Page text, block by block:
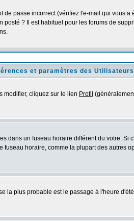
passe incorrect (vérifiez l'e-mail qui vous
? Il est habituel pour les forums de
et paramètres des Utilisateurs
modifier, cliquez sur le lien Profil
dans un fuseau horaire différent du votre.
horaire, comme la plupart des
plus probable est le passage à l'heure